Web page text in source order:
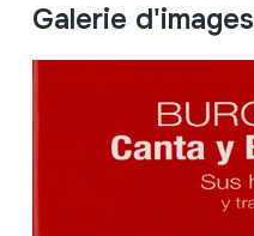
Galerie d'images